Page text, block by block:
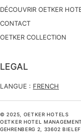
DÉCOUVRIR OETKER
CONTACT
OETKER COLLECTION
LEGAL
LANGUE : FRENCH
© 2025, OETKER HOTELS
OETKER HOTEL
GEHRENBERG 2, 33602